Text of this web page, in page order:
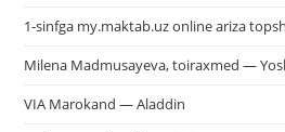
1-sinfga my.maktab.uz online ariza
Milena Madmusayeva, toiraxmed —
VIA Marokand — Aladdin